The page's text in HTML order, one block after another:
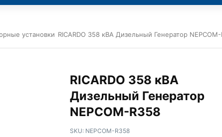
установки RICARDO 358 кВА Дизельный Генератор NEPCOM-
RICARDO 358 кВА
Дизельный Генератор
NEPCOM-R358
SKU: NEPCOM-R358